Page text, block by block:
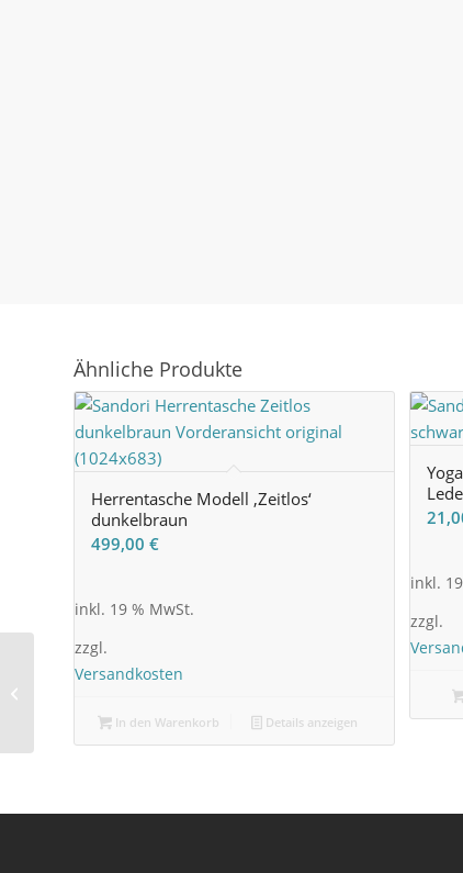
Ähnliche Produkte
Herrentasche Modell ‚Zeitlos‘
dunkelbraun
499,00 €
inkl. 19 % MwSt.
zzgl.
Versandkosten
In den Warenkorb Details anzeigen
inkl.
zzgl.
Damenhandtasche